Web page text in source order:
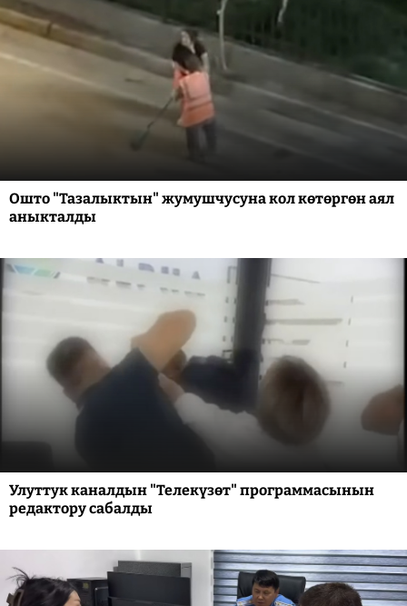
Ошто "Тазалыктын" жумушчусуна кол көтөргөн аял
аныкталды
Улуттук каналдын "Телекүзөт" программасынын
редактору сабалды